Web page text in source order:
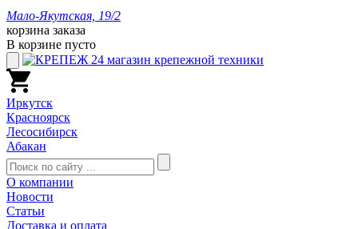
Мало-Якутская, 19/2
корзина заказа
В корзине пусто
Иркутск
Красноярск
Лесосибирск
Абакан
О компании
Новости
Статьи
Доставка и оплата